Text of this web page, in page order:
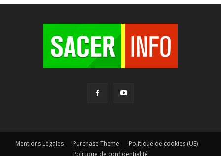
Mentions Légales Purchase Theme
Politique de cookies (UE)
Politique de confidentialité